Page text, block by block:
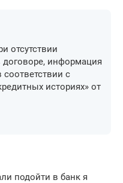
отсутствии
договоре, информация
с
историях» от
подойти в банк я